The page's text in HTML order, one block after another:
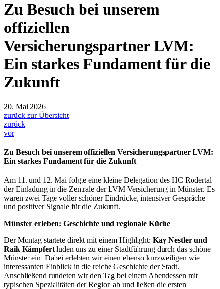
Zu Besuch bei unserem
offiziellen
Versicherungspartner LVM:
Ein starkes Fundament für die
Zukunft
20. Mai 2026
zurück zur Übersicht
zurück
vor
Zu Besuch bei unserem offiziellen Versicherungspartner LVM:
Ein starkes Fundament für die Zukunft
Am 11. und 12. Mai folgte eine kleine Delegation des HC Rödertal
der Einladung in die Zentrale der LVM Versicherung in Münster. Es
waren zwei Tage voller schöner Eindrücke, intensiver Gespräche
und positiver Signale für die Zukunft.
Münster erleben: Geschichte und regionale Küche
Der Montag startete direkt mit einem Highlight: Kay Nestler und
Raik Kämpfertluden uns zu einer Stadtführung durch das schöne
Münster ein. Dabei erlebten wir einen ebenso kurzweiligen wie
interessanten Einblick in die reiche Geschichte der Stadt.
Anschließend rundeten wir den Tag bei einem Abendessen mit
typischen Spezialitäten der Region ab und ließen die ersten